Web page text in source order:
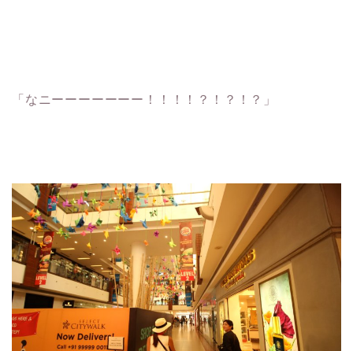
「なニーーーーーーー！！！！？！？！？」